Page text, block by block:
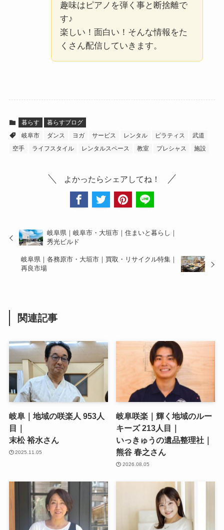
趣味はピアノを弾く事と断捨離で
す♪
楽しい！面白い！そんな情報をた
くさん配信していきます。
暮らす
暮らすブログ
岐阜市
ダンス ヨガ サービス レンタル ピラティス
武道
空手
ライフスタイル レンタルスペース 教室 プレシャス 施設
よかったらシェアしてね！
岐阜県｜岐阜市・大垣市｜住まいと暮らし｜
秀光ビルド
岐阜県｜各務原市・大垣市｜買取・リサイクル特集｜
再良市場
関連記事
岐阜｜地域の咲楽人 953人
目｜
末松 裕水さん
2025.11.05
岐阜咲楽｜輝く地域のルー
キーズ 213人目｜
いっきゅうの遺品整理社｜
熊谷 春之さん
2026.08.05